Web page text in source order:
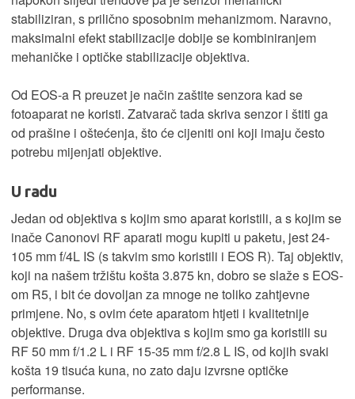
stabiliziran, s prilično sposobnim mehanizmom. Naravno,
maksimalni efekt stabilizacije dobije se kombiniranjem
mehaničke i optičke stabilizacije objektiva.
Od EOS-a R preuzet je način zaštite senzora kad se
fotoaparat ne koristi. Zatvarač tada skriva senzor i štiti ga
od prašine i oštećenja, što će cijeniti oni koji imaju često
potrebu mijenjati objektive.
U radu
Jedan od objektiva s kojim smo aparat koristili, a s kojim se
inače Canonovi RF aparati mogu kupiti u paketu, jest 24-
105 mm f/4L IS (s takvim smo koristili i EOS R). Taj objektiv,
koji na našem tržištu košta 3.875 kn, dobro se slaže s EOS-
om R5, i bit će dovoljan za mnoge ne toliko zahtjevne
primjene. No, s ovim ćete aparatom htjeti i kvalitetnije
objektive. Druga dva objektiva s kojim smo ga koristili su
RF 50 mm f/1.2 L i RF 15-35 mm f/2.8 L IS, od kojih svaki
košta 19 tisuća kuna, no zato daju izvrsne optičke
performanse.